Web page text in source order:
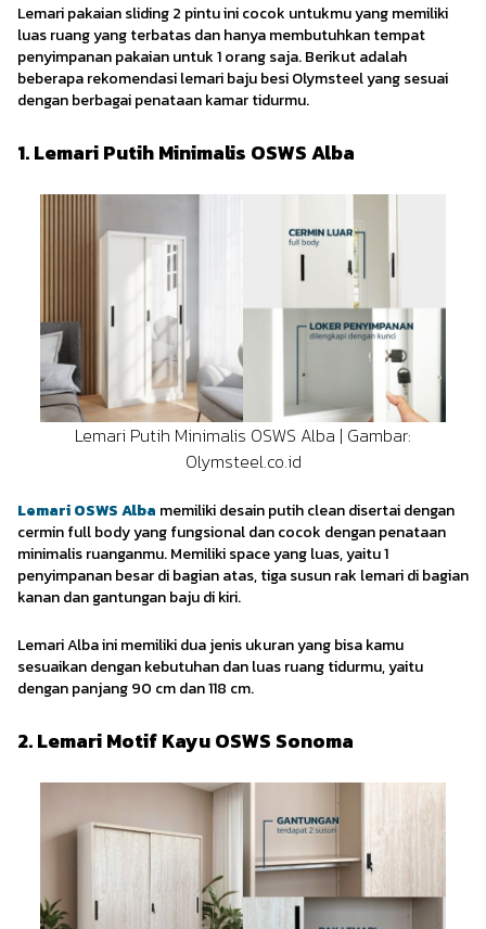
Lemari pakaian sliding 2 pintu ini cocok untukmu yang memiliki
luas ruang yang terbatas dan hanya membutuhkan tempat
penyimpanan pakaian untuk 1 orang saja. Berikut adalah
beberapa rekomendasi lemari baju besi Olymsteel yang sesuai
dengan berbagai penataan kamar tidurmu.
1. Lemari Putih Minimalis OSWS Alba
Lemari Putih Minimalis OSWS Alba | Gambar:
Olymsteel.co.id
Lemari OSWS Alba memiliki desain putih clean disertai dengan
cermin full body yang fungsional dan cocok dengan penataan
minimalis ruanganmu. Memiliki space yang luas, yaitu 1
penyimpanan besar di bagian atas, tiga susun rak lemari di bagian
kanan dan gantungan baju di kiri.
Lemari Alba ini memiliki dua jenis ukuran yang bisa kamu
sesuaikan dengan kebutuhan dan luas ruang tidurmu, yaitu
dengan panjang 90 cm dan 118 cm.
2. Lemari Motif Kayu OSWS Sonoma